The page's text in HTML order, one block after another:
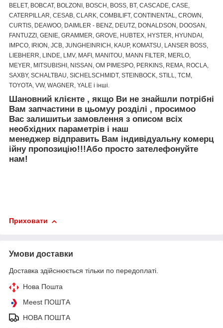
BELET, BOBCAT, BOLZONI, BOSCH, BOSS, BT, CASCADE, CASE,
CATERPILLAR, CESAB, CLARK, COMBILIFT, CONTINENTAL, CROWN,
CURTIS, DEAWOO, DAIMLER - BENZ, DEUTZ, DONALDSON, DOOSAN,
FANTUZZI, GENIE, GRAMMER, GROVE, HUBTEX, HYSTER, HYUNDAI,
IMPCO, IRION, JCB, JUNGHEINRICH, KAUP, KOMATSU, LANSER BOSS,
LIEBHERR, LINDE, LMV, MAFI, MANITOU, MANN FILTER, MERLO,
MEYER, MITSUBISHI, NISSAN, OM PIMESPO, PERKINS, REMA, ROCLA,
SAXBY, SCHALTBAU, SICHELSCHMIDT, STEINBOCK, STILL, TCM,
TOYOTA, VW, WAGNER, YALE і інші.
Шановний клієнте , якщо Ви не знайшли потрібні
Вам запчастини в цьомуу розділі , просимоо
Вас залишитьи замовлення з описом всіх
необхідних параметрів і наш
менеджер відправить Вам індивідуальнукомерц
ійну пропозицію!!!Або просто зателефонуйте
нам!
Приховати
Умови доставки
Доставка здійснюється тільки по передоплаті.
Нова Пошта
Meest ПОШТА
НОВА ПОШТА